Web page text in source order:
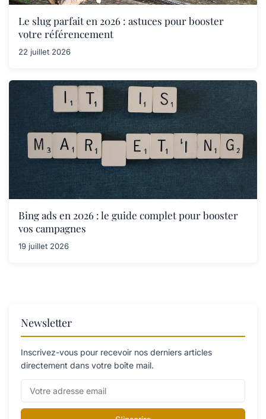
Le slug parfait en 2026 : astuces pour booster
votre référencement
22 juillet 2026
Bing ads en 2026 : le guide complet pour booster
vos campagnes
19 juillet 2026
Newsletter
Inscrivez-vous pour recevoir nos derniers articles
directement dans votre boîte mail.